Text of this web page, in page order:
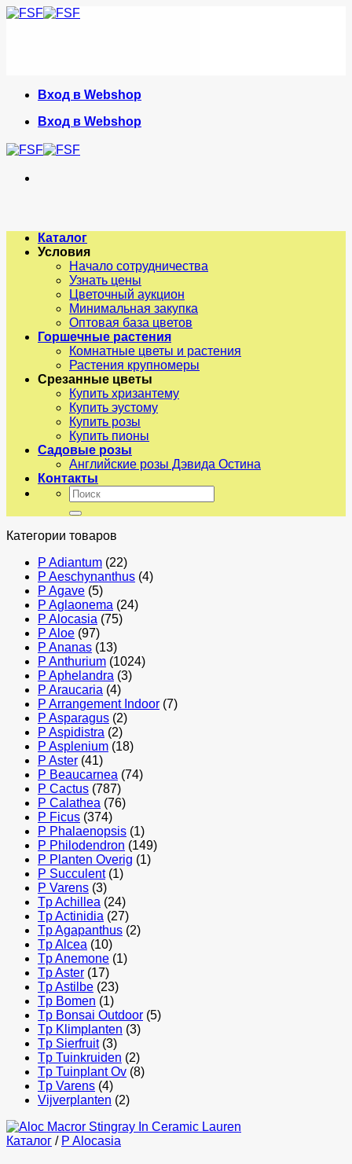
Skip
Вход в Webshop
Вход в Webshop
Каталог
Условия
Начало сотрудничества
Узнать цены
Цветочный аукцион
Минимальная закупка
Оптовая база цветов
Горшечные растения
Комнатные цветы и растения
Растения крупномеры
Срезанные цветы
Купить хризантему
Купить эустому
Купить розы
Купить пионы
Садовые розы
Английские розы Дэвида Остина
Контакты
Искать:
Категории товаров
P Adiantum (22)
P Aeschynanthus (4)
P Agave (5)
P Aglaonema (24)
P Alocasia (75)
P Aloe (97)
P Ananas (13)
P Anthurium (1024)
P Aphelandra (3)
P Araucaria (4)
P Arrangement Indoor (7)
P Asparagus (2)
P Aspidistra (2)
P Asplenium (18)
P Aster (41)
P Beaucarnea (74)
P Cactus (787)
P Calathea (76)
P Ficus (374)
P Phalaenopsis (1)
P Philodendron (149)
P Planten Overig (1)
P Succulent (1)
P Varens (3)
Tp Achillea (24)
Tp Actinidia (27)
Tp Agapanthus (2)
Tp Alcea (10)
Tp Anemone (1)
Tp Aster (17)
Tp Astilbe (23)
Tp Bomen (1)
Tp Bonsai Outdoor (5)
Tp Klimplanten (3)
Tp Sierfruit (3)
Tp Tuinkruiden (2)
Tp Tuinplant Ov (8)
Tp Varens (4)
Vijverplanten (2)
Каталог / P Alocasia